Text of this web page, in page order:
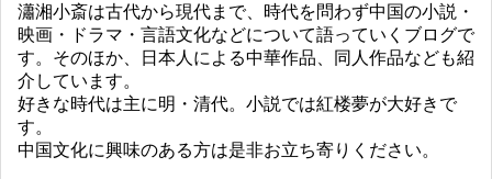
瀟湘小斎は古代から現代まで、時代を問わず中国の小説・
映画・ドラマ・言語文化などについて語っていくブログで
す。そのほか、日本人による中華作品、同人作品なども紹
介しています。
好きな時代は主に明・清代。小説では紅楼夢が大好きで
す。
中国文化に興味のある方は是非お立ち寄りください。